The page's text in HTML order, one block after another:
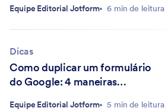
Equipe Editorial Jotform 6 min de leitura
Dicas
Como duplicar um formulário
do Google: 4 maneiras
Equipe Editorial Jotform 5 min de leitura